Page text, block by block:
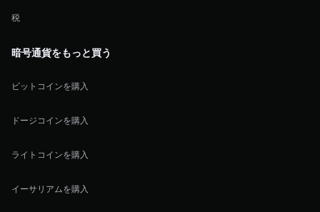
税
暗号通貨をもっと買う
ビットコインを購入
ドージコインを購入
ライトコインを購入
イーサリアムを購入